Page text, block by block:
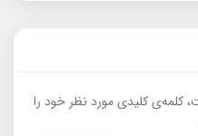
کلمه‌ی کلیدی مورد نظر خود را